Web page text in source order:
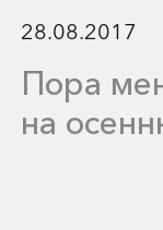
28.08.2017
Пора
на